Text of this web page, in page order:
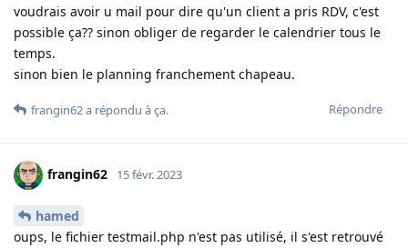
voudrais avoir u mail pour dire qu'un client a pris RDV, c'est
possible ça?? sinon obliger de regarder le calendrier tous le
temps.
sinon bien le planning franchement chapeau.
Répondre
frangin62a répondu à ça.
frangin62 15 févr. 2023
hamed
oups, le fichier testmail.php n'est pas utilisé, il s'est retrouvé